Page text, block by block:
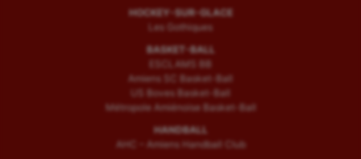
HOCKEY-SUR-GLACE
Les Gothiques
BASKET-BALL
ESCLAMS BB
Amiens SC Basket-Ball
US Boves Basket-Ball
Métropole Amiénoise Basket-Ball
HANDBALL
AHC – Amiens Handball Club